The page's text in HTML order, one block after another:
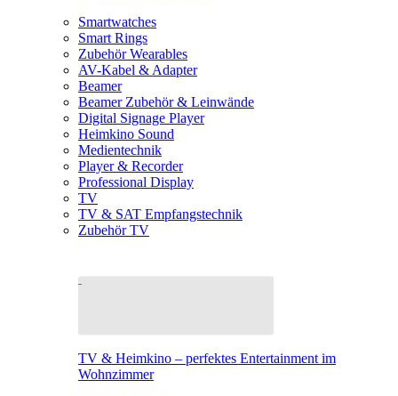
Smartwatches
Smart Rings
Zubehör Wearables
AV-Kabel & Adapter
Beamer
Beamer Zubehör & Leinwände
Digital Signage Player
Heimkino Sound
Medientechnik
Player & Recorder
Professional Display
TV
TV & SAT Empfangstechnik
Zubehör TV
TV & Heimkino – perfektes Entertainment im
Wohnzimmer